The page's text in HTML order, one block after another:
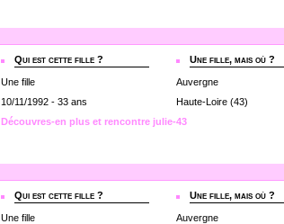
Qui est cette fille ?
Une fille
10/11/1992 - 33 ans
Une fille, mais où ?
Auvergne
Haute-Loire (43)
Découvres-en plus et rencontre julie-43
Qui est cette fille ?
Une fille
Une fille, mais où ?
Auvergne